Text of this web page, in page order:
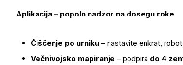
Aplikacija – popoln nadzor na dosegu roke
Čiščenje po urniku – nastavite enkrat,
Večnivojsko mapiranje – podpira do 4